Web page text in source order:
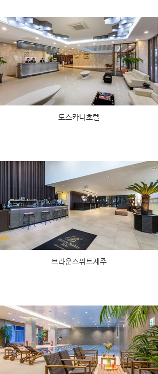
토스카나호텔
브라운스위트제주